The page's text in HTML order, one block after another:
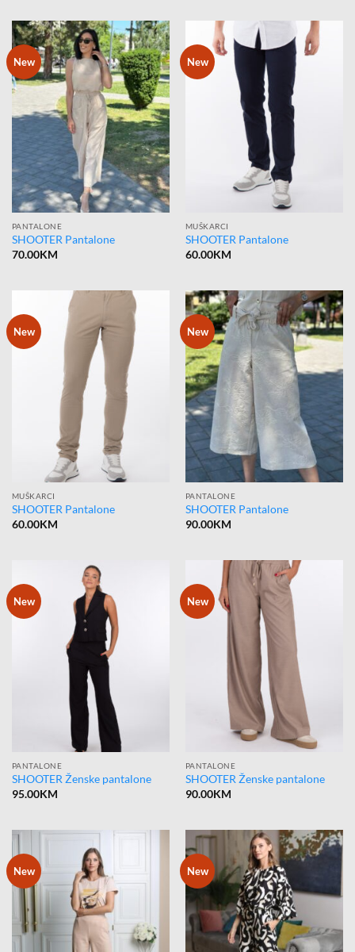
New
PANTALONE
SHOOTER Pantalone
70.00KM
New
MUŠKARCI
SHOOTER Pantalone
60.00KM
New
MUŠKARCI
SHOOTER Pantalone
60.00KM
New
PANTALONE
SHOOTER Pantalone
90.00KM
New
PANTALONE
SHOOTER Ženske pantalone
95.00KM
New
PANTALONE
SHOOTER Ženske pantalone
90.00KM
New New